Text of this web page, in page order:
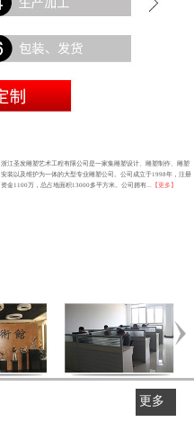
浙江圣发雕塑艺术工程有限公司是一家集雕塑设计、雕塑制作、雕塑
安装以及维护为一体的大型专业雕塑公司。公司成立于1998年，注册
资金1100万，总占地面积13000多平方米。公司拥有...
【更多】
更多